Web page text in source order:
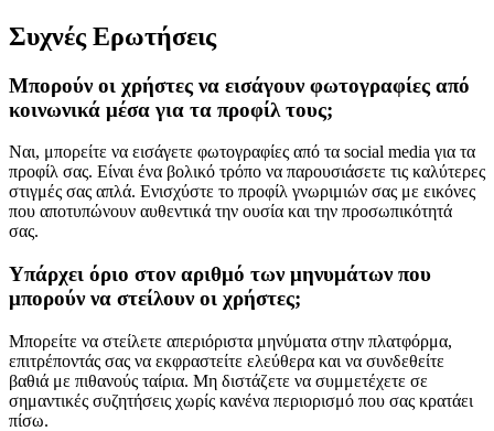
Συχνές Ερωτήσεις
Μπορούν οι χρήστες να εισάγουν φωτογραφίες από
κοινωνικά μέσα για τα προφίλ τους;
Ναι, μπορείτε να εισάγετε φωτογραφίες από τα social media για τα
προφίλ σας. Είναι ένα βολικό τρόπο να παρουσιάσετε τις καλύτερες
στιγμές σας απλά. Ενισχύστε το προφίλ γνωριμιών σας με εικόνες
που αποτυπώνουν αυθεντικά την ουσία και την προσωπικότητά
σας.
Υπάρχει όριο στον αριθμό των μηνυμάτων που
μπορούν να στείλουν οι χρήστες;
Μπορείτε να στείλετε απεριόριστα μηνύματα στην πλατφόρμα,
επιτρέποντάς σας να εκφραστείτε ελεύθερα και να συνδεθείτε
βαθιά με πιθανούς ταίρια. Μη διστάζετε να συμμετέχετε σε
σημαντικές συζητήσεις χωρίς κανένα περιορισμό που σας κρατάει
πίσω.